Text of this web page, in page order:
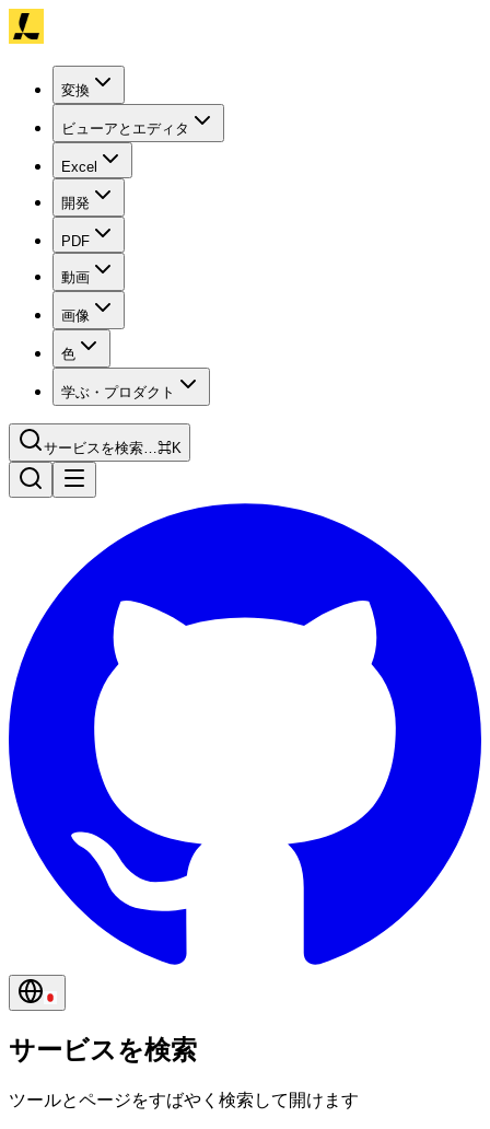
変換
ビューアとエディタ
Excel
開発
PDF
動画
画像
色
学ぶ・プロダクト
サービスを検索…⌘K
サービスを検索
ツールとページをすばやく検索して開けます